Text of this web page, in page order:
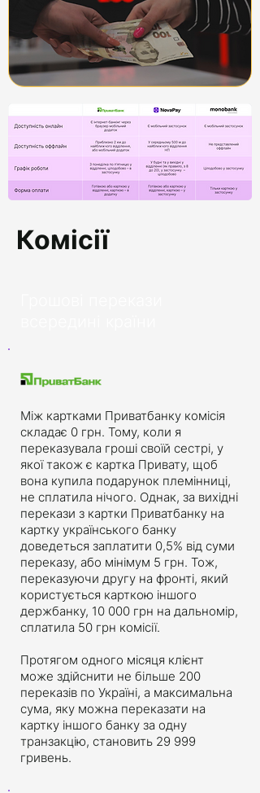
Комісії
Між картками Приватбанку комісія
складає 0 грн. Тому, коли я
переказувала гроші своїй сестрі, у
якої також є картка Привату, щоб
вона купила подарунок племінниці,
не сплатила нічого. Однак, за вихідні
перекази з картки Приватбанку на
картку українського банку
доведеться заплатити 0,5% від суми
переказу, або мінімум 5 грн. Тож,
переказуючи другу на фронті, який
користується карткою іншого
держбанку, 10 000 грн на дальномір,
сплатила 50 грн комісії.
Протягом одного місяця клієнт
може здійснити не більше 200
переказів по Україні, а максимальна
сума, яку можна переказати на
картку іншого банку за одну
транзакцію, становить 29 999
гривень.